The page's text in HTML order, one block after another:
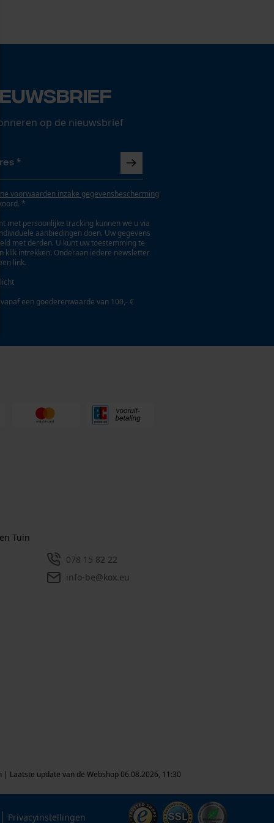
op de nieuwsbrief
voorwaarden inzake gegevensbescherming
*
met persoonlijke tracking kunnen we u via
aanbiedingen doen. Uw gegevens
met derden. U kunt uw toestemming te
klik intrekken. Onderaan iedere newsletter
link.
een goederenwaarde van 100,- €
Tuin
078 15 82 22
info-be@kox.eu
Laatste update van de Webshop 06.08.2026, 11:30
Privacyinstellingen